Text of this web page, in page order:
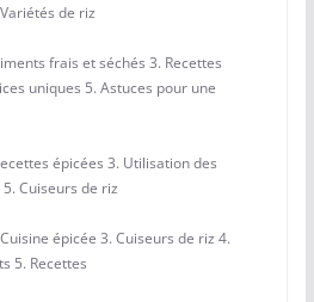
de riz
frais et séchés 3. Recettes
uniques 5. Astuces pour une
épicées 3. Utilisation des
Cuiseurs de riz
épicée 3. Cuiseurs de riz 4.
5. Recettes